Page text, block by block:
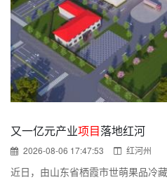
又一亿元产业项目落地红河
2026-08-06 17:47:53 红河州
近日，由山东省栖霞市世萌果品冷